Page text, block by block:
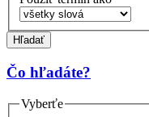
Hľadať
Čo hľadáte?
Vyberťe